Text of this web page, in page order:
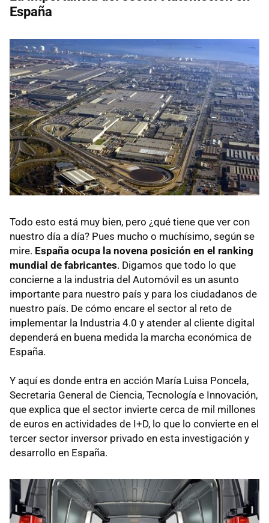
España
Todo esto está muy bien, pero ¿qué tiene que ver con
nuestro día a día? Pues mucho o muchísimo, según se
mire. España ocupa la novena posición en el ranking
mundial de fabricantes. Digamos que todo lo que
concierne a la industria del Automóvil es un asunto
importante para nuestro país y para los ciudadanos de
nuestro país. De cómo encare el sector al reto de
implementar la Industria 4.0 y atender al cliente digital
dependerá en buena medida la marcha económica de
España.
Y aquí es donde entra en acción María Luisa Poncela,
Secretaria General de Ciencia, Tecnología e Innovación,
que explica que el sector invierte cerca de mil millones
de euros en actividades de I+D, lo que lo convierte en el
tercer sector inversor privado en esta investigación y
desarrollo en España.